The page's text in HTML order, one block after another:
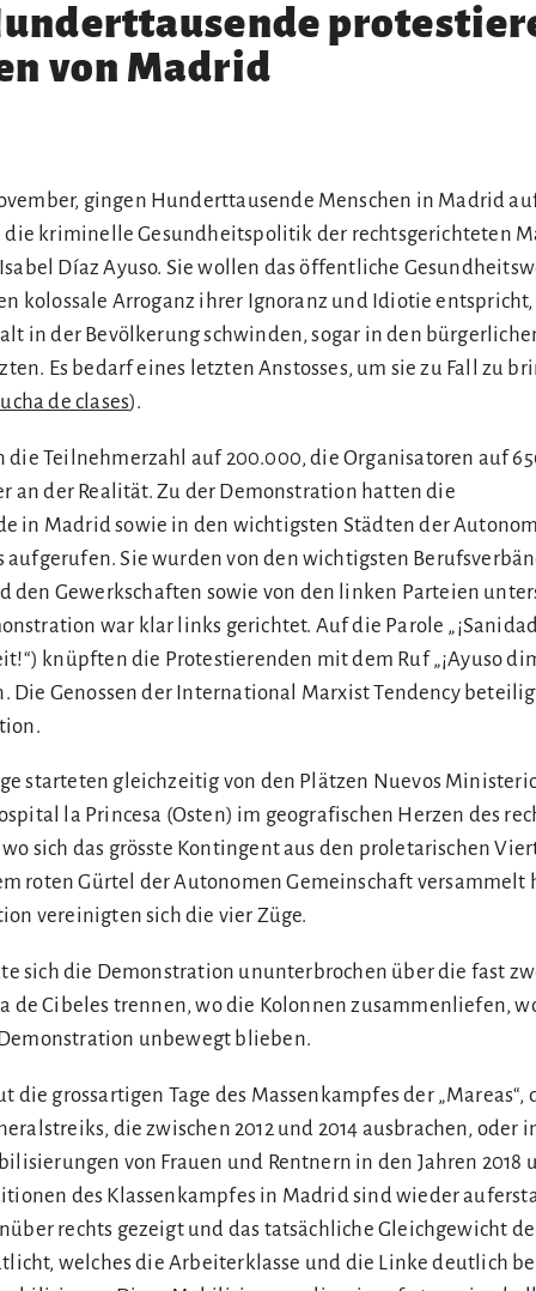
von Madrid
gingen Hunderttausende Menschen in Madrid
die kriminelle Gesundheitspolitik der rechtsgerichteten
Díaz Ayuso. Sie wollen das öffentliche
kolossale Arroganz ihrer Ignoranz und Idiotie
in der Bevölkerung schwinden, sogar in den
Es bedarf eines letzten Anstosses, um sie zu Fall zu
de clases).
die Teilnehmerzahl auf 200.000, die Organisatoren auf
an der Realität. Zu der Demonstration hatten die
in Madrid sowie in den wichtigsten Städten der
aufgerufen. Sie wurden von den wichtigsten
den Gewerkschaften sowie von den linken Parteien
war klar links gerichtet. Auf die Parole
knüpften die Protestierenden mit dem Ruf „¡Ayuso
Die Genossen der International Marxist Tendency
starteten gleichzeitig von den Plätzen Nuevos
la Princesa (Osten) im geografischen Herzen des
sich das grösste Kontingent aus den proletarischen
roten Gürtel der Autonomen Gemeinschaft versammelt
vereinigten sich die vier Züge.
sich die Demonstration ununterbrochen über die fast
de Cibeles trennen, wo die Kolonnen zusammenliefen,
unbewegt blieben.
die grossartigen Tage des Massenkampfes der „Mareas“,
die zwischen 2012 und 2014 ausbrachen, oder
von Frauen und Rentnern in den Jahren 2018
des Klassenkampfes in Madrid sind wieder
rechts gezeigt und das tatsächliche Gleichgewicht
welches die Arbeiterklasse und die Linke deutlich